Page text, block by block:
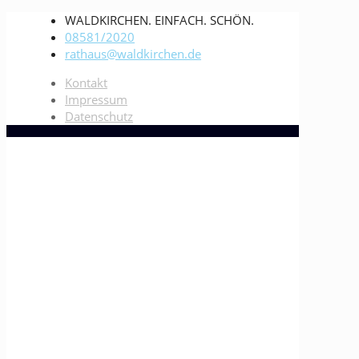
WALDKIRCHEN. EINFACH. SCHÖN.
08581/2020
rathaus@waldkirchen.de
Kontakt
Impressum
Datenschutz